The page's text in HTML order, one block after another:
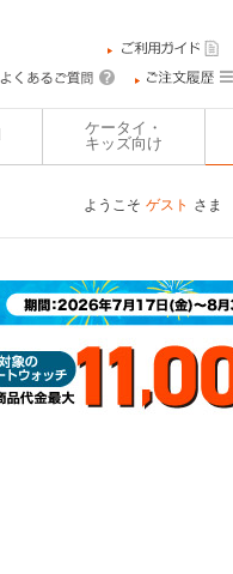
ケータイ・
キッズ向け
ようこそ ゲスト さま